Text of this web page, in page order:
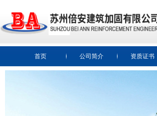
首页 公司简介 资质证书